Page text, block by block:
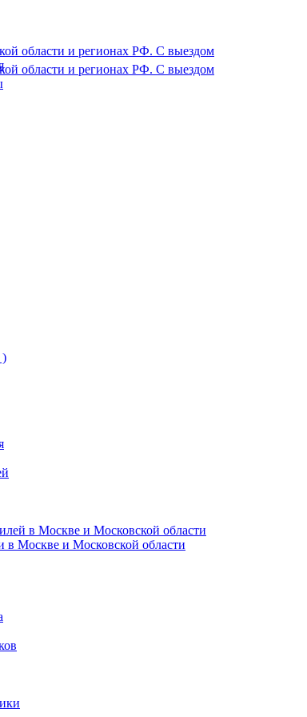
области и регионах РФ. С выездом
области и регионах РФ. С выездом
)
в Москве и Московской области
в Москве и Московской области